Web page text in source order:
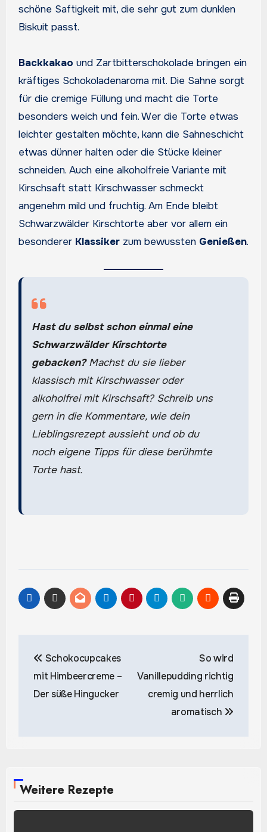
schöne Saftigkeit mit, die sehr gut zum dunklen
Biskuit passt.
Backkakao und Zartbitterschokolade bringen ein
kräftiges Schokoladenaroma mit. Die Sahne sorgt
für die cremige Füllung und macht die Torte
besonders weich und fein. Wer die Torte etwas
leichter gestalten möchte, kann die Sahneschicht
etwas dünner halten oder die Stücke kleiner
schneiden. Auch eine alkoholfreie Variante mit
Kirschsaft statt Kirschwasser schmeckt
angenehm mild und fruchtig. Am Ende bleibt
Schwarzwälder Kirschtorte aber vor allem ein
besonderer Klassikerzum bewussten Genießen.
Hast du selbst schon einmal eine
Schwarzwälder Kirschtorte
gebacken?Machst du sie lieber
klassisch mit Kirschwasser oder
alkoholfrei mit Kirschsaft? Schreib uns
gern in die Kommentare, wie dein
Lieblingsrezept aussieht und ob du
noch eigene Tipps für diese berühmte
Torte hast.
Schokocupcakes
mit Himbeercreme –
Der süße Hingucker
So wird
Vanillepudding richtig
cremig und herrlich
aromatisch
Weitere Rezepte